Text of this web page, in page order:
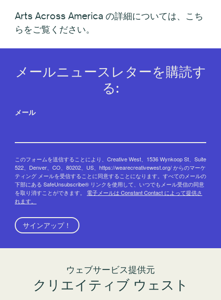
Arts Across America の詳細については、こち
らをご覧ください。
メールニュースレターを購読す
る:
メール
このフォームを送信することにより、Creative West、1536 Wynkoop St、Suite
522、Denver、CO、80202、US、https://wearecreativewest.org/ からのマーケ
ティング メールを受信することに同意することになります。すべてのメールの
下部にある SafeUnsubscribe® リンクを使用して、いつでもメール受信の同意
を取り消すことができます。 電子メールは Constant Contact によって提供さ
れます。
サインアップ！
ウェブサービス提供元
クリエイティブ ウェスト